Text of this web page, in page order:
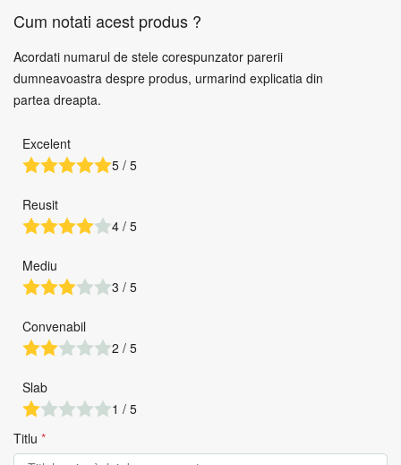
Cum notati acest produs ?
Acordati numarul de stele corespunzator parerii
dumneavoastra despre produs, urmarind explicatia din
partea dreapta.
Excelent
5 / 5
Reusit
4 / 5
Mediu
3 / 5
Convenabil
2 / 5
Slab
1 / 5
Titlu *